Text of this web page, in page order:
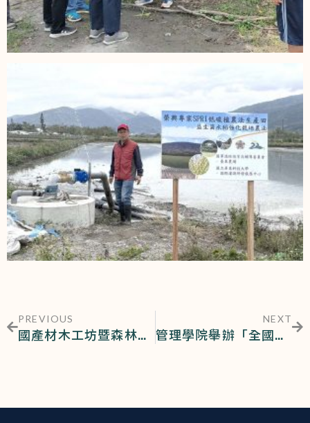
PREVIOUS
國產材木工坊暨森林生質能循環利用成果發表會
NEXT
管理學院舉辦「全國高中職行銷企劃暨商業經營實務專題競賽」